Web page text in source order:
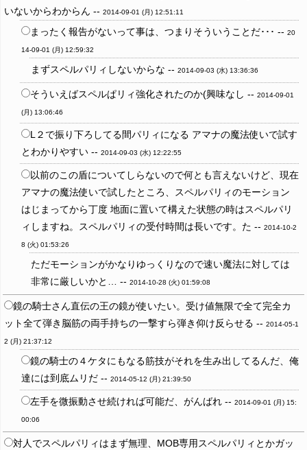
いないからわからん -- 2014-09-01 (月) 12:51:11
まったく報告がないって事は、つまりそういうことだ･･･ -- 20
14-09-01 (月) 12:59:32
まずスペルパリィしないからな -- 2014-09-03 (水) 13:36:36
そういえばスペルぱリィ強化されたのか(興味なし -- 2014-09-01
(月) 13:06:46
L２で振り下ろしてる間パリィになる アマナの魔法使いで試す
とわかりやすい -- 2014-09-03 (水) 12:22:55
以前のこの盾についてしらないので何とも言えないけど、現在
アマナの魔法使いで試したところ、スペルパリィのモーション
はじまってから丁度 地面に置いて構えた状態の時はスペルパリ
ィしますね。スペルパリィの受付時間は長いです。た -- 2014-10-2
8 (火) 01:53:26
ただモーションがかなりゆっくりなので速い魔法に対しては
非常に厳しいかと… -- 2014-10-28 (火) 01:59:08
鏡の騎士さん直伝の王の鏡が使いたい。受け値無限で全て完全カ
ット全て弾き脳筋の両手持ちの一撃すら弾き仰け反らせる -- 2014-05-1
2 (月) 21:37:12
鏡の騎士の４ケタにもなる筋技がそれを生み出してるんだ、俺
達には到底ムリだ -- 2014-05-12 (月) 21:39:50
左手を微振動させ続ければ可能だ、がんばれ -- 2014-09-01 (月) 15:
00:06
対人でスペルパリィはまず無理、MOB専用スペルパリィとかガッ